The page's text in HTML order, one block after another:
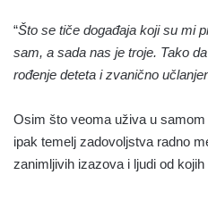
“Što se tiče događaja koji su mi
sam, a sada nas je troje. Tako
rođenje deteta i zvanično
Osim što veoma uživa u
ipak temelj zadovoljstva radno
zanimljivih izazova i ljudi od